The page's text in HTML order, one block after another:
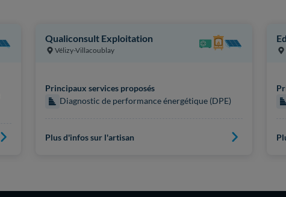
Qualiconsult Exploitation
Vélizy-Villacoublay
Principaux services proposés
Diagnostic de performance énergétique (DPE)
Plus d'infos sur l'artisan